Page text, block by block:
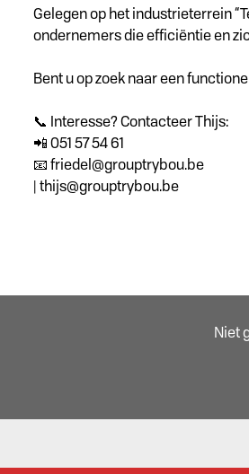
Gelegen op het industrieterrein
ondernemers die efficiëntie en
Bent u op zoek naar een
📞 Interesse? Contacteer Thijs:
📲 051 57 54 61
📧 friedel@grouptrybou.be
| thijs@grouptrybou.be
Niet